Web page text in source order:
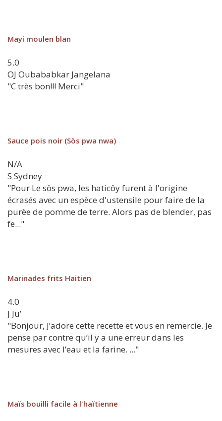
Mayi moulen blan
5.0
OJ Oubababkar Jangelana
"C très bon!!! Merci"
Sauce pois noir (Sòs pwa nwa)
N/A
S Sydney
"Pour Le sös pwa, les haticôy furent à l'origine
écrasés avec un espèce d'ustensile pour faire de la
purèe de pomme de terre. Alors pas de blender, pas
fe..."
Marinades frits Haitien
4.0
J Ju’
"Bonjour, J’adore cette recette et vous en remercie. Je
pense par contre qu’il y a une erreur dans les
mesures avec l’eau et la farine. ..."
Maïs bouilli facile à l'haïtienne